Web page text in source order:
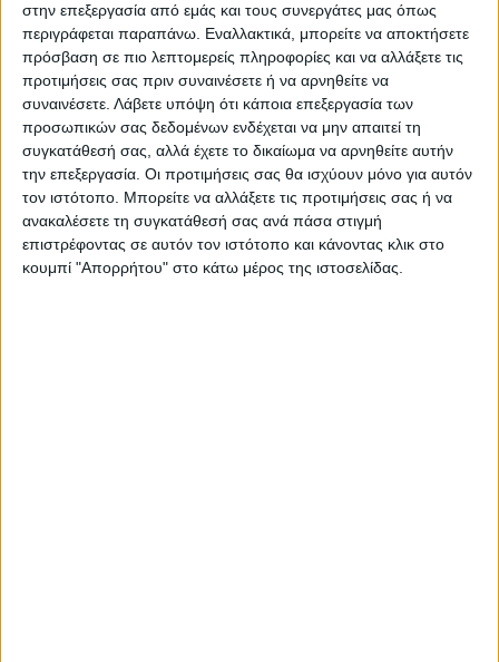
στην επεξεργασία από εμάς και τους συνεργάτες μας όπως
περιγράφεται παραπάνω. Εναλλακτικά, μπορείτε να αποκτήσετε
πρόσβαση σε πιο λεπτομερείς πληροφορίες και να αλλάξετε τις
προτιμήσεις σας πριν συναινέσετε ή να αρνηθείτε να
συναινέσετε. Λάβετε υπόψη ότι κάποια επεξεργασία των
προσωπικών σας δεδομένων ενδέχεται να μην απαιτεί τη
συγκατάθεσή σας, αλλά έχετε το δικαίωμα να αρνηθείτε αυτήν
την επεξεργασία. Οι προτιμήσεις σας θα ισχύουν μόνο για αυτόν
τον ιστότοπο. Μπορείτε να αλλάξετε τις προτιμήσεις σας ή να
ανακαλέσετε τη συγκατάθεσή σας ανά πάσα στιγμή
επιστρέφοντας σε αυτόν τον ιστότοπο και κάνοντας κλικ στο
κουμπί "Απορρήτου" στο κάτω μέρος της ιστοσελίδας.